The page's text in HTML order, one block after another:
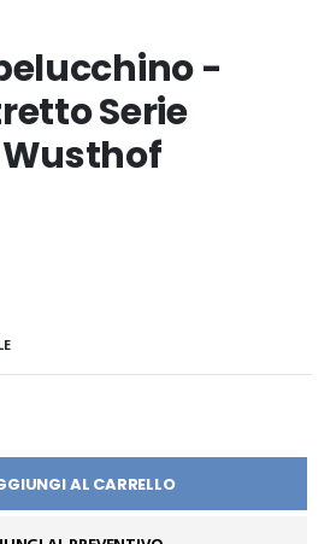
-
Serie
AL CARRELLO